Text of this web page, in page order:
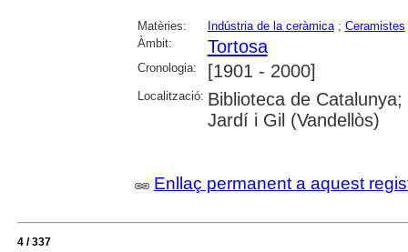
Matèries: Indústria de la ceràmica; Ceramistes
Àmbit:
Tortosa
Cronologia: [1901 - 2000]
Localització: Biblioteca de
Jardí i Gil (Vandellòs)
Enllaç permanent a aquest
4 / 337